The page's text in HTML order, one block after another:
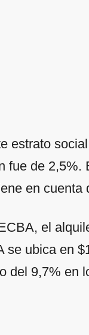
estrato
fue de
en
el
se ubica en
del 9,7% en